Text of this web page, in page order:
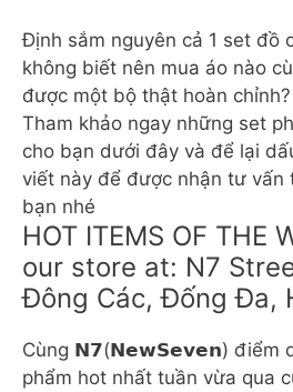
Định sắm nguyên cả 1 set đồ
không biết nên mua áo nào
được một bộ thật hoàn chỉnh?
Tham khảo ngay những set
cho bạn dưới đây và để lại
viết này để được nhận tư vấn
bạn nhé
HOT ITEMS OF THE
our store at: N7
Đông Các, Đống Đa,
Cùng 𝗡𝟳(𝗡𝗲𝘄𝗦𝗲𝘃𝗲𝗻) điểm
phẩm hot nhất tuần vừa qua